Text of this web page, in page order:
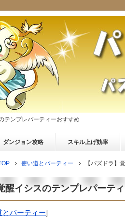
テンプレパーティーおすすめ
ダンジョン攻略 スキル上げ効率
使い道とパーティー 【パズドラ】
醒イシスのテンプレパーテ
とパーティー]